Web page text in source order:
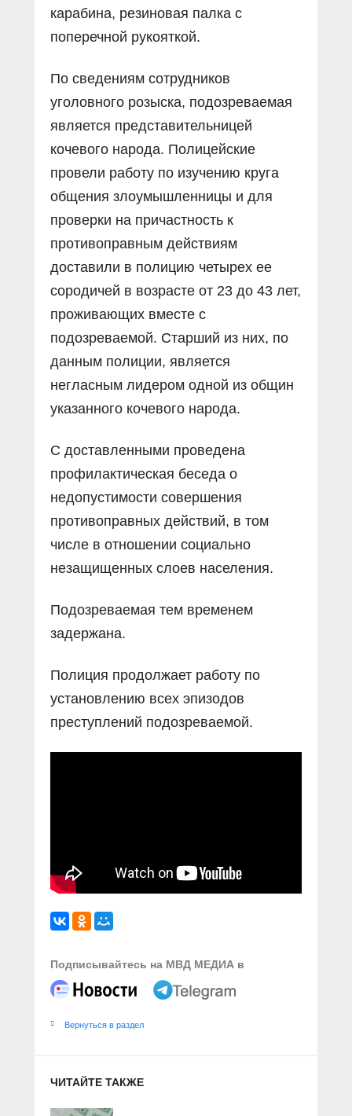
карабина, резиновая палка с
поперечной рукояткой.
По сведениям сотрудников
уголовного розыска, подозреваемая
является представительницей
кочевого народа. Полицейские
провели работу по изучению круга
общения злоумышленницы и для
проверки на причастность к
противоправным действиям
доставили в полицию четырех ее
сородичей в возрасте от 23 до 43 лет,
проживающих вместе с
подозреваемой. Старший из них, по
данным полиции, является
негласным лидером одной из общин
указанного кочевого народа.
С доставленными проведена
профилактическая беседа о
недопустимости совершения
противоправных действий, в том
числе в отношении социально
незащищенных слоев населения.
Подозреваемая тем временем
задержана.
Полиция продолжает работу по
установлению всех эпизодов
преступлений подозреваемой.
Подписывайтесь на МВД МЕДИА в
Вернуться в раздел
ЧИТАЙТЕ ТАКЖЕ